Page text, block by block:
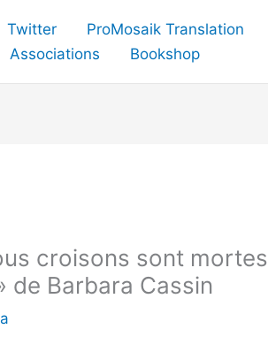
Twitter ProMosaik Translation
Associations Bookshop
croisons sont
de Barbara Cassin